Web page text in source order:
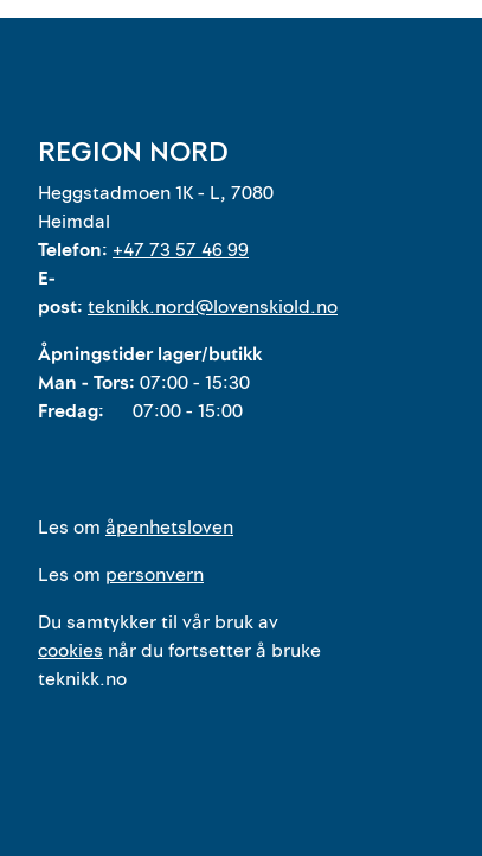
REGION NORD
Heggstadmoen 1K - L, 7080
Heimdal
Telefon: +47 73 57 46 99
E-
post: teknikk.nord@lovenskiold.no
Åpningstider lager/butikk
Man - Tors: 07:00 - 15:30
Fredag: 07:00 - 15:00
Les om åpenhetsloven
Les om personvern
Du samtykker til vår bruk av
cookies når du fortsetter å bruke
teknikk.no